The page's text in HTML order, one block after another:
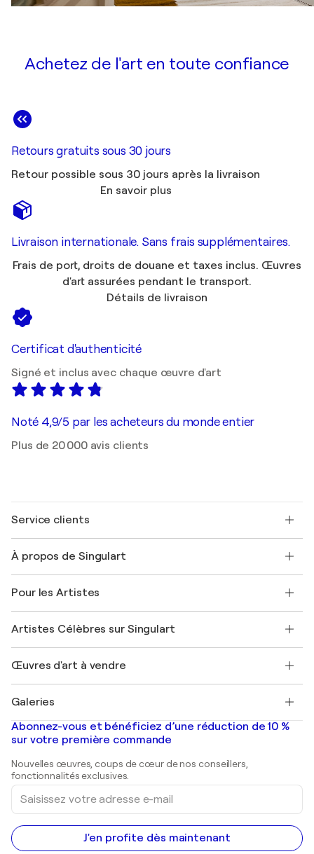
Achetez de l'art en toute confiance
Retours gratuits sous 30 jours
Retour possible sous 30 jours après la livraison
En savoir plus
Livraison internationale. Sans frais supplémentaires.
Frais de port, droits de douane et taxes inclus. Œuvres
d'art assurées pendant le transport.
Détails de livraison
Certificat d'authenticité
Signé et inclus avec chaque œuvre d'art
Noté 4,9/5 par les acheteurs du monde entier
Plus de 20 000 avis clients
Service clients
Expédition
Offrir une carte cadeau
Rejoignez notre programme commercial
Mon compte
+33 1 76 44 06 42
À propos de Singulart
FAQ
Magazine Singulart
Emplois
Découvrez une sélection d'art original
Pour les Artistes
Se connecter en tant qu'Artiste
Artistes Célèbres sur Singulart
Marc Chagall
Banksy
Mr. Brainwash
Shepard Fairey
Œuvres d'art à vendre
Tableaux abstraits à vendre
Peintures de paysage
Estampes
Peintures acryliques
Galeries
Galeries d'art en France
Galeries d'art en Belgique
Abonnez-vous et bénéficiez d’une réduction de 10 %
sur votre première commande
Nouvelles œuvres, coups de cœur de nos conseillers,
fonctionnalités exclusives.
Saisissez
votre
adresse
e-
mail
J'en profite dès maintenant